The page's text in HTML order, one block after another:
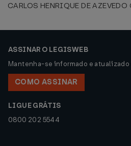
CARLOS HENRIQUE DE
ASSINAR O LEGISWEB
Mantenha-se informado e atualizado
COMO ASSINAR
LIGUE GRÁTIS
0800 202 5544